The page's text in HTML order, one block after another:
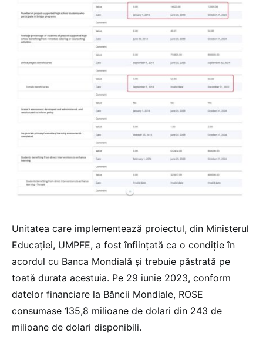
Unitatea care implementează proiectul, din Ministerul
Educației, UMPFE, a fost înființată ca o condiție în
acordul cu Banca Mondială și trebuie păstrată pe
toată durata acestuia. Pe 29 iunie 2023, conform
datelor financiare la Băncii Mondiale, ROSE
consumase 135,8 milioane de dolari din 243 de
milioane de dolari disponibili.